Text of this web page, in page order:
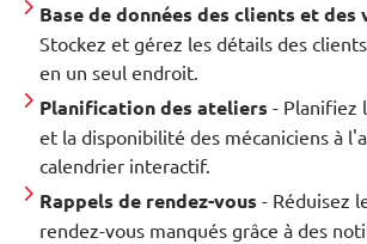
Base de données des clients et des
Stockez et gérez les détails des
en un seul endroit.
Planification des ateliers - Planifiez
et la disponibilité des mécaniciens à
calendrier interactif.
Rappels de rendez-vous - Réduisez
rendez-vous manqués grâce à des